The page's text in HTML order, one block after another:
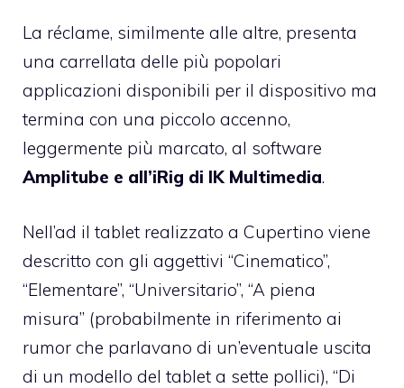
La réclame, similmente alle altre, presenta
una carrellata delle più popolari
applicazioni disponibili per il dispositivo ma
termina con una piccolo accenno,
leggermente più marcato, al software
Amplitube e all’iRig di IK Multimedia.
Nell’ad il tablet realizzato a Cupertino viene
descritto con gli aggettivi “Cinematico”,
“Elementare”, “Universitario”, “A piena
misura” (probabilmente in riferimento ai
rumor che parlavano di un’eventuale uscita
di un modello del tablet a sette pollici), “Di